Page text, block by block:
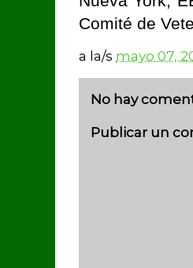
Comité de
a la/s mayo 07,
No hay
Publicar un